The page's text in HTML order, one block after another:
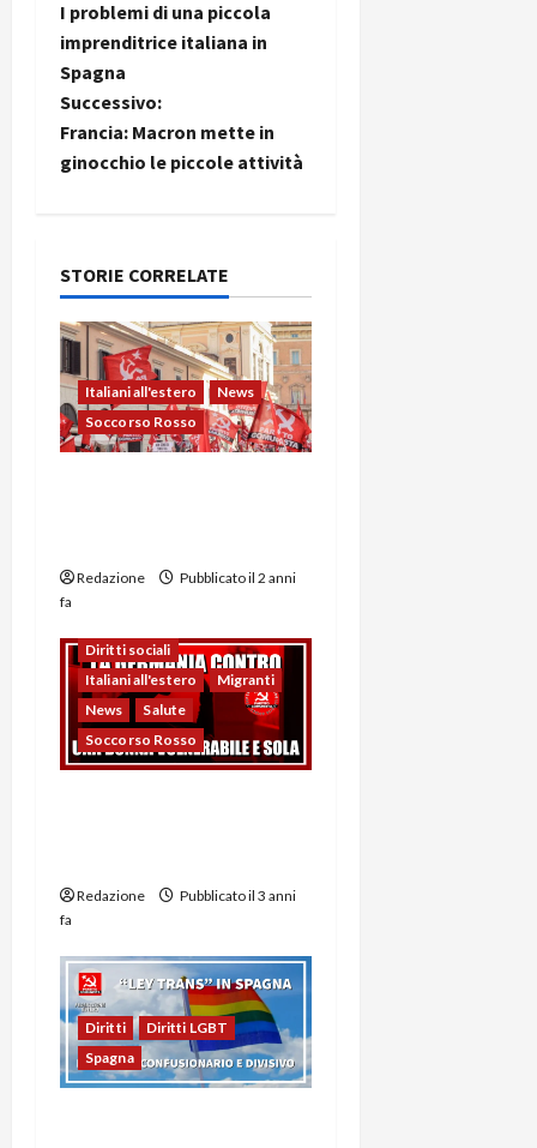
I problemi di una piccola
imprenditrice italiana in
Spagna
Successivo:
Francia: Macron mette in
ginocchio le piccole attività
STORIE CORRELATE
Italiani all'estero
News
Soccorso Rosso
Redazione
Pubblicato il 2 anni
fa
Capitalismo
Diritti sociali
Italiani all'estero
Migranti
News
Salute
Soccorso Rosso
Redazione
Pubblicato il 3 anni
fa
Diritti
Diritti LGBT
Spagna